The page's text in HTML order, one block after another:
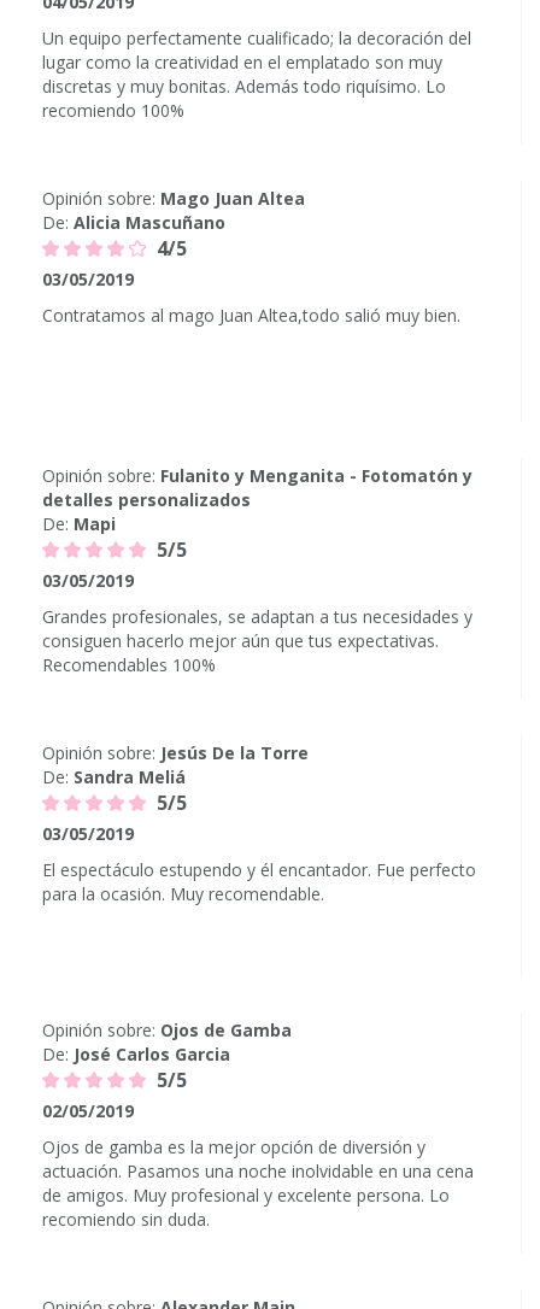
Un equipo perfectamente cualificado; la decoración del
lugar como la creatividad en el emplatado son muy
discretas y muy bonitas. Además todo riquísimo. Lo
recomiendo 100%
Opinión sobre: Mago Juan Altea
De: Alicia Mascuñano
4/5
03/05/2019
Contratamos al mago Juan Altea,todo salió muy bien.
Opinión sobre: Fulanito y Menganita - Fotomatón y
detalles personalizados
De: Mapi
5/5
03/05/2019
Grandes profesionales, se adaptan a tus necesidades y
consiguen hacerlo mejor aún que tus expectativas.
Recomendables 100%
Opinión sobre: Jesús De la Torre
De: Sandra Meliá
5/5
03/05/2019
El espectáculo estupendo y él encantador. Fue perfecto
para la ocasión. Muy recomendable.
Opinión sobre: Ojos de Gamba
De: José Carlos Garcia
5/5
02/05/2019
Ojos de gamba es la mejor opción de diversión y
actuación. Pasamos una noche inolvidable en una cena
de amigos. Muy profesional y excelente persona. Lo
recomiendo sin duda.